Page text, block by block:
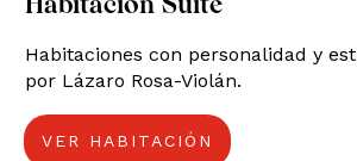
Habitaciones con personalidad y
por Lázaro Rosa-Violán.
VER HABITACIÓN